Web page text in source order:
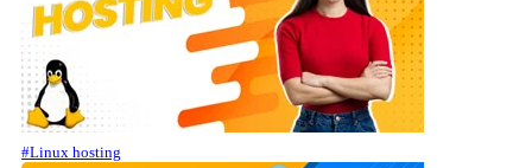
#Linux hosting